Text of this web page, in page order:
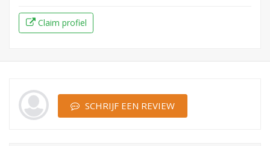
Claim profiel
SCHRIJF EEN REVIEW